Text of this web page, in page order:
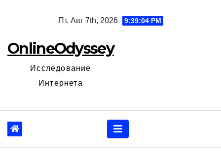
Пт. Авг 7th, 2026 9:39:04 PM
OnlineOdyssey
Исследование
Интернета